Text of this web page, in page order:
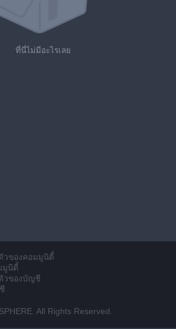
ที่นี่ไม่มีอะไรเลย
วของคอมมูนิตี้
มูนิตี้
วของบัญชี
All Rights Reserved.